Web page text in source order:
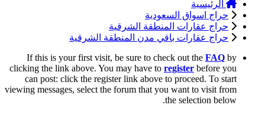
الرئيسية
حراج اسواق السعودية
حراج عقارات المنطقة الشرقية
حراج عقارات باقي مدن المنطقة الشرقية
If this is your first visit, be sure to check out the FAQ by
clicking the link above. You may have to register before you
can post: click the register link above to proceed. To start
viewing messages, select the forum that you want to visit from
the selection below.